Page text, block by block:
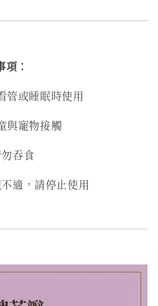
項：
管或睡眠時使用
與寵物接觸
吞食
適，請停止使用